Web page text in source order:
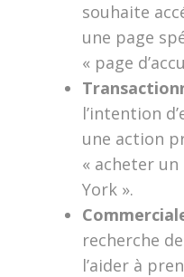
souhaite
une page
« page
l’intention
une action
« acheter un
York ».
recherche
l’aider à